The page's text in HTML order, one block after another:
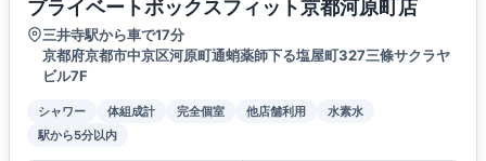
プライベートボックスフィット京都河原町店
三井寺駅から車で17分
京都府京都市中京区河原町通蛸薬師下る塩屋町327三條サクラヤ
ビル7F
シャワー 体組成計 完全個室 他店舗利用
水素水
駅から5分以内